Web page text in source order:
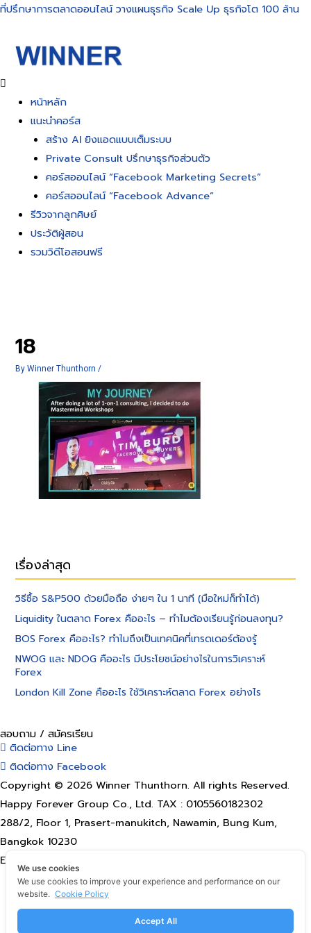
Skip
content
ที่ปรึกษาการตลาดออนไลน์ วางแผนธุรกิจ Scale Up ธุรกิจโต 100 ล้าน
หน้าหลัก
แนะนำคอร์ส
สร้าง AI ยิงแอดแบบเต็มระบบ
Private Consult ปรึกษาธุรกิจส่วนตัว
คอร์สออนไลน์ “Facebook Marketing Secrets”
คอร์สออนไลน์ “Facebook Advance”
รีวิวจากลูกศิษย์
ประวัติผู้สอน
รวมวิดีโอสอนฟรี
18
ByWinner Thunthorn /
เรื่องล่าสุด
วิธีซื้อ S&P500 ด้วยมือถือ ง่ายๆ ใน 1 นาที (มือใหม่ก็ทำได้)
Liquidity ในตลาด Forex คืออะไร – ทำไมต้องเรียนรู้ก่อนลงทุน?
BOS Forex คืออะไร? ทำไมถึงเป็นเทคนิคที่เทรดเดอร์ต้องรู้
NWOG และ NDOG คืออะไร มีประโยชน์อย่างไรในการวิเคราะห์
Forex
London Kill Zone คืออะไร ใช้วิเคราะห์ตลาด Forex อย่างไร
สอบถาม / สมัครเรียน
ติดต่อทาง Line
ติดต่อทาง Facebook
Copyright © 2026 Winner Thunthorn. All rights Reserved.
Happy Forever Group Co., Ltd. TAX : 0105560182302
288/2, Floor 1, Prasert-manukitch, Nawamin, Bung Kum,
Bangkok 10230
Email: happyforevergroup@gmail.com
Terms of use
Privacy Policy
We use cookies
We use cookies to improve your experience and performance on our
website. Cookie Policy
Accept All